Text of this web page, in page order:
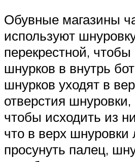
Обувные магазины
используют
перекрестной,
шнурков в внутрь
шнурков уходят в
отверстия шнуровки,
чтобы исходить из
что в верх шнуровки
просунуть палец,